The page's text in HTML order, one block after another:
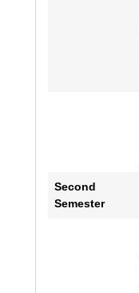
Second
Semester